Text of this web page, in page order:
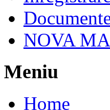
NOVA
Meniu
Home